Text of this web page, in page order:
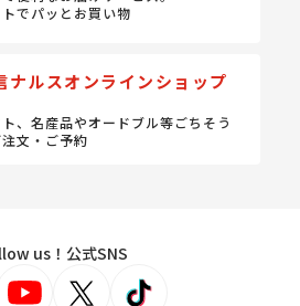
でパッとお買い物
ナルスオンラインショップ
、名産品やオードブル等ごちそう
文・ご予約
us！公式SNS